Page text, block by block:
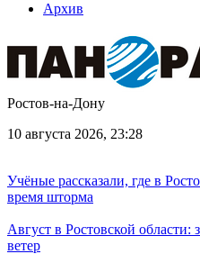
Архив
Ростов-на-Дону
10 августа 2026, 23:28
Учёные рассказали, где в
время шторма
Август в Ростовской
ветер